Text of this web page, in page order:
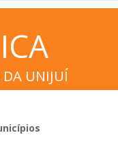
UNIJUÍ